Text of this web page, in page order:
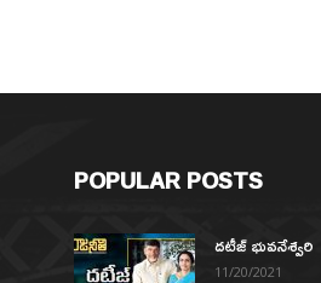
POPULAR POSTS
దటీజ్ భువనేశ్వరి
11/20/2021